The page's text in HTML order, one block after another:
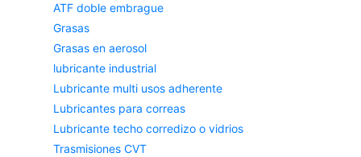
ATF doble embrague
Grasas
Grasas en aerosol
lubricante industrial
Lubricante multi usos adherente
Lubricantes para correas
Lubricante techo corredizo o vidrios
Trasmisiones CVT